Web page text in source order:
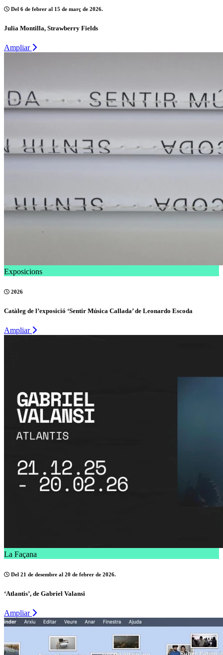
Del 6 de febrer al 15 de març de 2026.
Julia Montilla, Strawberry Fields
Ampliar
Exposicions
2026
Catàleg de l’exposició ‘Sentir Música Callada’ de Leonardo Escoda
Ampliar
La Façana
Del 21 de desembre al 20 de febrer de 2026.
‘Atlantis’, de Gabriel Valansi
Ampliar